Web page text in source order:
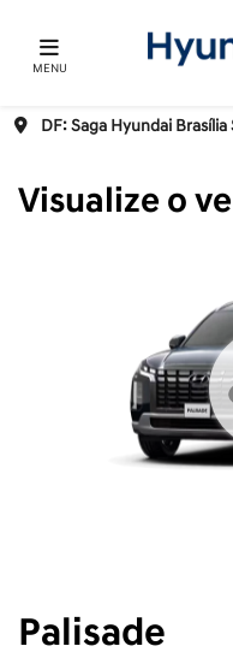
MENU
DF: Saga Hyundai Brasília
Visualize o
Palisade